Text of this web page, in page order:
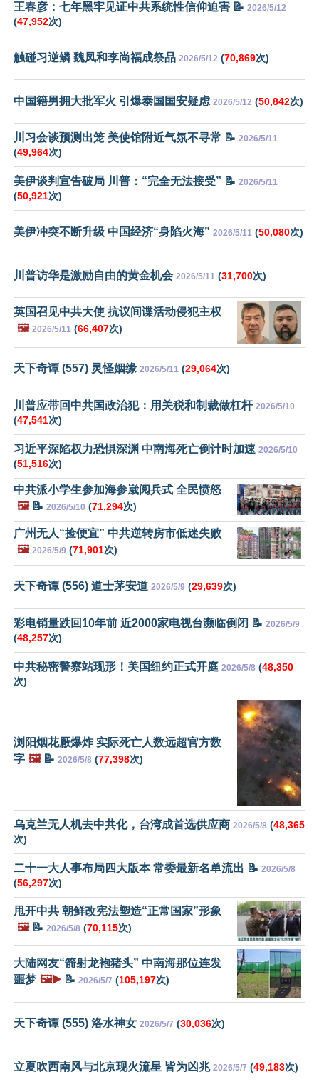
王春彦：七年黑牢见证中共系统性信仰迫害 📝 2026/5/12
(47,952次)
触碰习逆鳞 魏凤和李尚福成祭品 2026/5/12 (70,869次)
中国籍男拥大批军火 引爆泰国国安疑虑 2026/5/12 (50,842次)
川习会谈预测出笼 美使馆附近气氛不寻常 📝 2026/5/11
(49,964次)
美伊谈判宣告破局 川普：“完全无法接受” 📝 2026/5/11
(50,921次)
美伊冲突不断升级 中国经济“身陷火海” 2026/5/11 (50,080次)
川普访华是激励自由的黄金机会 2026/5/11 (31,700次)
英国召见中共大使 抗议间谍活动侵犯主权
🖼️ 2026/5/11 (66,407次)
天下奇谭 (557) 灵怪姻缘 2026/5/11 (29,064次)
川普应带回中共国政治犯：用关税和制裁做杠杆 2026/5/10
(47,541次)
习近平深陷权力恐惧深渊 中南海死亡倒计时加速 2026/5/10
(51,516次)
中共派小学生参加海参崴阅兵式 全民愤怒
🖼️📝 2026/5/10 (71,294次)
广州无人“捡便宜” 中共逆转房市低迷失败
🖼️ 2026/5/9 (71,901次)
天下奇谭 (556) 道士茅安道 2026/5/9 (29,639次)
彩电销量跌回10年前 近2000家电视台濒临倒闭 📝 2026/5/9
(48,257次)
中共秘密警察站现形！美国纽约正式开庭 2026/5/8 (48,350
次)
浏阳烟花厰爆炸 实际死亡人数远超官方数
字 🖼️📝 2026/5/8 (77,398次)
乌克兰无人机去中共化，台湾成首选供应商 2026/5/8 (48,365
次)
二十一大人事布局四大版本 常委最新名单流出 📝 2026/5/8
(56,297次)
甩开中共 朝鲜改宪法塑造“正常国家”形象
🖼️📝 2026/5/8 (70,115次)
大陆网友“箭射龙袍猪头” 中南海那位连发
噩梦 🖼️▶️ 📝 2026/5/7 (105,197次)
天下奇谭 (555) 洛水神女 2026/5/7 (30,036次)
立夏吹西南风与北京现火流星 皆为凶兆 2026/5/7 (49,183次)